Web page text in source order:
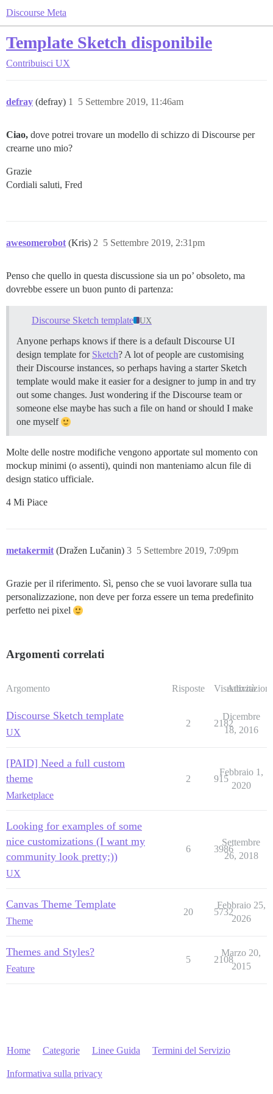
Discourse Meta
Template Sketch disponibile
Contribuisci UX
defray (defray) 5 Settembre 2019, 11:46am
1
Ciao, dove potrei trovare un modello di schizzo di Discourse per
crearne uno mio?
Grazie
Cordiali saluti, Fred
awesomerobot (Kris) 5 Settembre 2019, 2:31pm
2
Penso che quello in questa discussione sia un po’ obsoleto, ma
dovrebbe essere un buon punto di partenza:
Discourse Sketch template UX
Anyone perhaps knows if there is a default Discourse UI
design template for Sketch? A lot of people are customising
their Discourse instances, so perhaps having a starter Sketch
template would make it easier for a designer to jump in and try
out some changes. Just wondering if the Discourse team or
someone else maybe has such a file on hand or should I make
one myself
Molte delle nostre modifiche vengono apportate sul momento con
mockup minimi (o assenti), quindi non manteniamo alcun file di
design statico ufficiale.
4 Mi Piace
metakermit (Dražen Lučanin) 5 Settembre 2019, 7:09pm
3
Grazie per il riferimento. Sì, penso che se vuoi lavorare sulla tua
personalizzazione, non deve per forza essere un tema predefinito
perfetto nei pixel
Argomenti correlati
Argomento Risposte Visualizzazioni
Attività
Discourse Sketch template
UX
2 2182
Dicembre
18, 2016
[PAID] Need a full custom
theme
Marketplace
2 915
Febbraio 1,
2020
Looking for examples of some
nice customizations (I want my
community look pretty;))
UX
6 3986
Settembre
26, 2018
Canvas Theme Template
Theme
20 5732
Febbraio 25,
2026
Themes and Styles?
Feature
5 2108
Marzo 20,
2015
Home Categorie Linee Guida Termini del Servizio
Informativa sulla privacy